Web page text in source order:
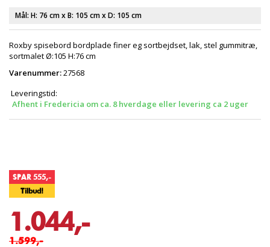
Mål: H: 76 cmx B: 105 cmx D: 105 cm
Roxby spisebord bordplade finer eg sortbejdset, lak, stel gummitræ,
sortmalet Ø:105 H:76 cm
Varenummer:27568
Leveringstid:
Afhent i Fredericia om ca. 8 hverdage eller levering ca 2 uger
SPAR 555,-
Tilbud!
1.044,-
1.599,-